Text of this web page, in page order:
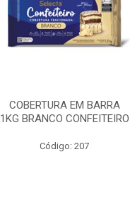
COBERTURA EM BARRA
1KG BRANCO CONFEITEIRO
Código: 207